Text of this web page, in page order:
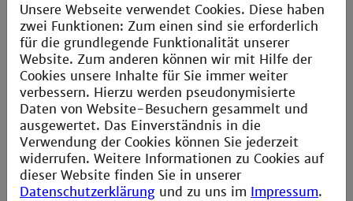
Fahrradsprechstunde: "Hilfe zur Selbsthilfe"
immer Donnerstags 11:30 - 13:30 Uhr
Einzeltermine nach Absprache möglich
Treffpunkt:
Unsere Webseite verwendet Cookies. Diese haben
zwei Funktionen: Zum einen sind sie erforderlich
für die grundlegende Funktionalität unserer
Website. Zum anderen können wir mit Hilfe der
Cookies unsere Inhalte für Sie immer weiter
verbessern. Hierzu werden pseudonymisierte
Daten von Website-Besuchern gesammelt und
ausgewertet. Das Einverständnis in die
Verwendung der Cookies können Sie jederzeit
widerrufen. Weitere Informationen zu Cookies auf
dieser Website finden Sie in unserer
Datenschutzerklärung und zu uns im Impressum.